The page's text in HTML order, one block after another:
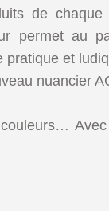
de
permet au
pratique et
nuancier